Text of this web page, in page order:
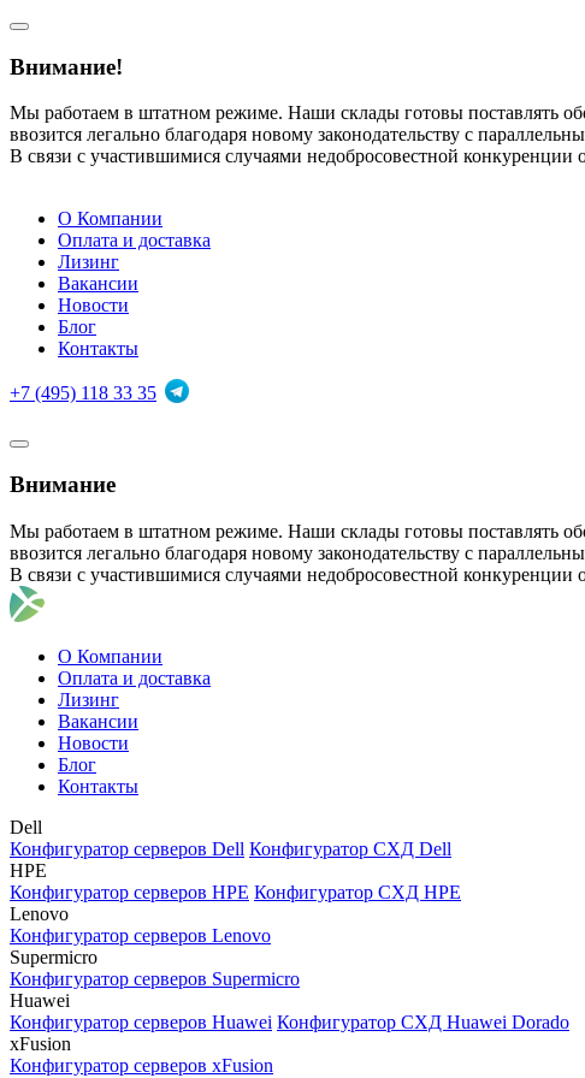
Внимание!
Мы работаем в штатном режиме. Наши склады готовы поставлять
ввозится легально благодаря новому законодательству с
В связи с участившимися случаями недобросовестной
О Компании
Оплата и доставка
Лизинг
Вакансии
Новости
Блог
Контакты
+7 (495) 118 33 35
Внимание
Мы работаем в штатном режиме. Наши склады готовы поставлять
ввозится легально благодаря новому законодательству с
В связи с участившимися случаями недобросовестной
О Компании
Оплата и доставка
Лизинг
Вакансии
Новости
Блог
Контакты
Dell
Конфигуратор серверов Dell Конфигуратор СХД Dell
HPE
Конфигуратор серверов HPE Конфигуратор СХД HPE
Lenovo
Конфигуратор серверов Lenovo
Supermicro
Конфигуратор серверов Supermicro
Huawei
Конфигуратор серверов Huawei Конфигуратор СХД Huawei Dorado
xFusion
Конфигуратор серверов xFusion